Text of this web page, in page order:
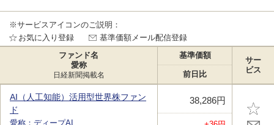
※サービスアイコンのご説明：
お気に入り登録
基準価額メール配信登録
ファンド名
愛称
日経新聞掲載名
基準価額
サー
ビス
前日比
AI（人工知能）活用型世界株ファン
ド
愛称：ディープAI
38,286円